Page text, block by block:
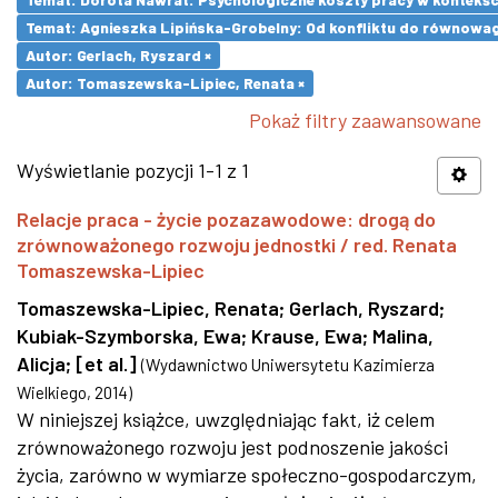
Temat: Agnieszka Lipińska-Grobelny: Od konfliktu do
Autor: Gerlach, Ryszard ×
Autor: Tomaszewska-Lipiec, Renata ×
Pokaż filtry zaawansowane
Wyświetlanie pozycji 1-1 z 1
Relacje praca - życie pozazawodowe: drogą do
zrównoważonego rozwoju jednostki / red. Renata
Tomaszewska-Lipiec
Tomaszewska-Lipiec, Renata; Gerlach, Ryszard;
Kubiak-Szymborska, Ewa; Krause, Ewa; Malina,
Alicja; [et al.] (Wydawnictwo Uniwersytetu Kazimierza
Wielkiego, 2014)
W niniejszej książce, uwzględniając fakt, iż celem
zrównoważonego rozwoju jest podnoszenie jakości
życia, zarówno w wymiarze społeczno-gospodarczym,